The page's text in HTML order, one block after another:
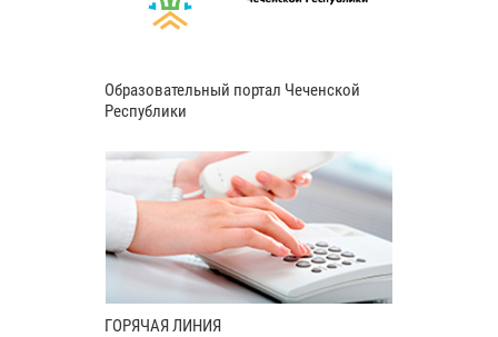
Образовательный портал Чеченской
Республики
ГОРЯЧАЯ ЛИНИЯ